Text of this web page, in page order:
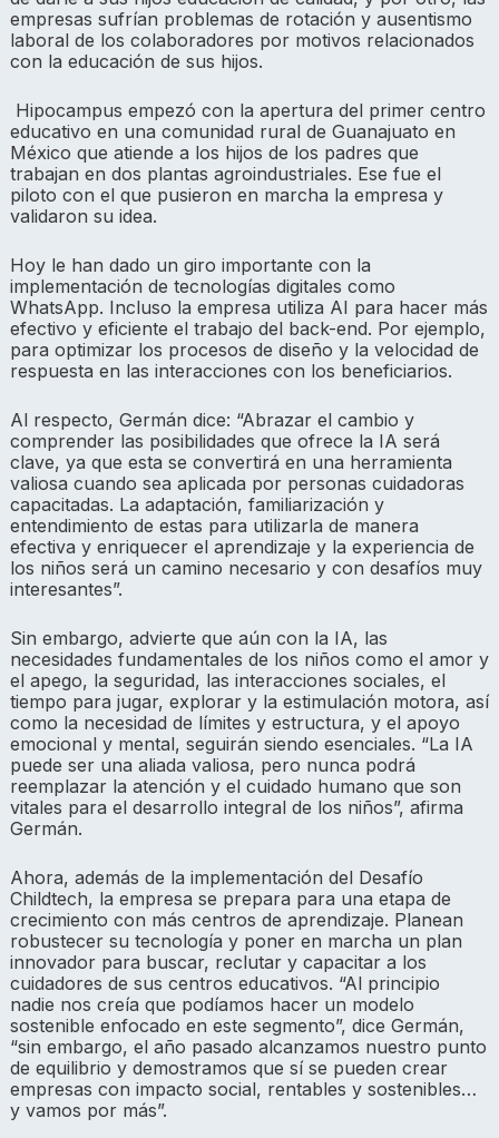
empresas sufrían problemas de rotación y ausentismo
laboral de los colaboradores por motivos relacionados
con la educación de sus hijos.
Hipocampus empezó con la apertura del primer centro
educativo en una comunidad rural de Guanajuato en
México que atiende a los hijos de los padres que
trabajan en dos plantas agroindustriales. Ese fue el
piloto con el que pusieron en marcha la empresa y
validaron su idea.
Hoy le han dado un giro importante con la
implementación de tecnologías digitales como
WhatsApp. Incluso la empresa utiliza AI para hacer más
efectivo y eficiente el trabajo del back-end. Por ejemplo,
para optimizar los procesos de diseño y la velocidad de
respuesta en las interacciones con los beneficiarios.
Al respecto, Germán dice: “Abrazar el cambio y
comprender las posibilidades que ofrece la IA será
clave, ya que esta se convertirá en una herramienta
valiosa cuando sea aplicada por personas cuidadoras
capacitadas. La adaptación, familiarización y
entendimiento de estas para utilizarla de manera
efectiva y enriquecer el aprendizaje y la experiencia de
los niños será un camino necesario y con desafíos muy
interesantes”.
Sin embargo, advierte que aún con la IA, las
necesidades fundamentales de los niños como el amor y
el apego, la seguridad, las interacciones sociales, el
tiempo para jugar, explorar y la estimulación motora, así
como la necesidad de límites y estructura, y el apoyo
emocional y mental, seguirán siendo esenciales. “La IA
puede ser una aliada valiosa, pero nunca podrá
reemplazar la atención y el cuidado humano que son
vitales para el desarrollo integral de los niños”, afirma
Germán.
Ahora, además de la implementación del Desafío
Childtech, la empresa se prepara para una etapa de
crecimiento con más centros de aprendizaje. Planean
robustecer su tecnología y poner en marcha un plan
innovador para buscar, reclutar y capacitar a los
cuidadores de sus centros educativos. “Al principio
nadie nos creía que podíamos hacer un modelo
sostenible enfocado en este segmento”, dice Germán,
“sin embargo, el año pasado alcanzamos nuestro punto
de equilibrio y demostramos que sí se pueden crear
empresas con impacto social, rentables y sostenibles…
y vamos por más”.